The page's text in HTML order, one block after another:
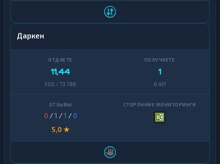
Даркен
11,44
500 / 73 788
1
6 451
0 /1 /1 /0
5,0 ★